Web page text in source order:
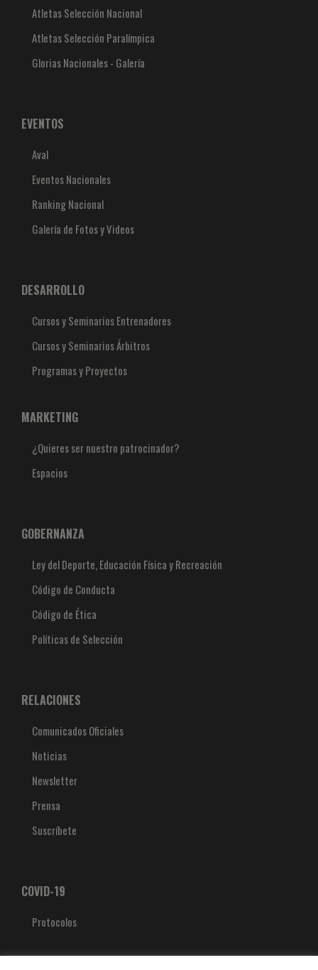
Atletas Selección Nacional
Atletas Selección Paralímpica
Glorias Nacionales - Galería
EVENTOS
Aval
Eventos Nacionales
Ranking Nacional
Galería de Fotos y Videos
DESARROLLO
Cursos y Seminarios Entrenadores
Cursos y Seminarios Árbitros
Programas y Proyectos
MARKETING
¿Quieres ser nuestro patrocinador?
Espacios
GOBERNANZA
Ley del Deporte, Educación Física y Recreación
Código de Conducta
Código de Ética
Políticas de Selección
RELACIONES
Comunicados Oficiales
Noticias
Newsletter
Prensa
Suscríbete
COVID-19
Protocolos